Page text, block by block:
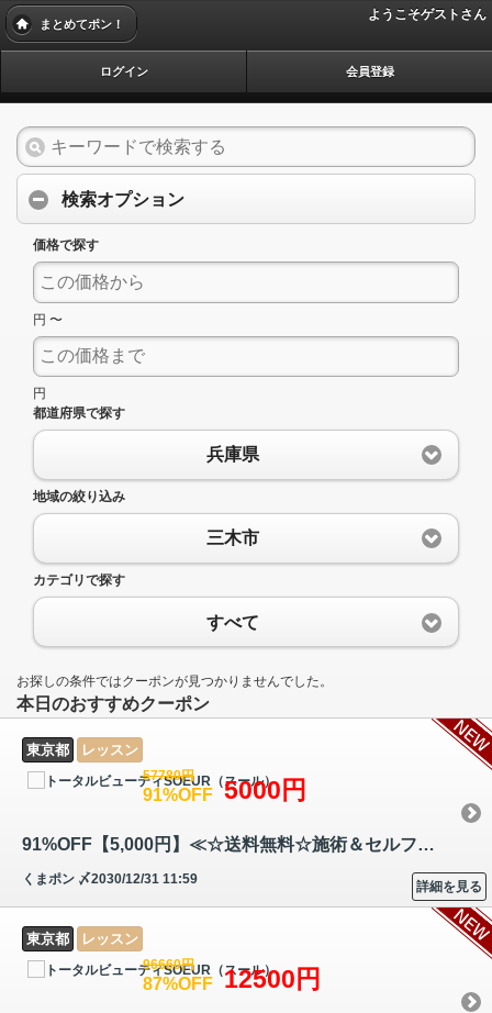
まとめてポン！
ようこそゲストさん
ログイン 会員登録
検索オプション
価格で探す
円 〜
円
都道府県で探す
兵庫県
地域の絞り込み
三木市
カテゴリで探す
すべて
お探しの条件ではクーポンが見つかりませんでした。
本日のおすすめクーポン
東京都 レッスン
57780円
91%OFF 5000円
91%OFF【5,000円】≪☆送料無料☆施術＆セルフの両方学べる☆老廃物をリンパ節…
くまポン 〆2030/12/31 11:59
詳細を見る
東京都 レッスン
96660円
87%OFF 12500円